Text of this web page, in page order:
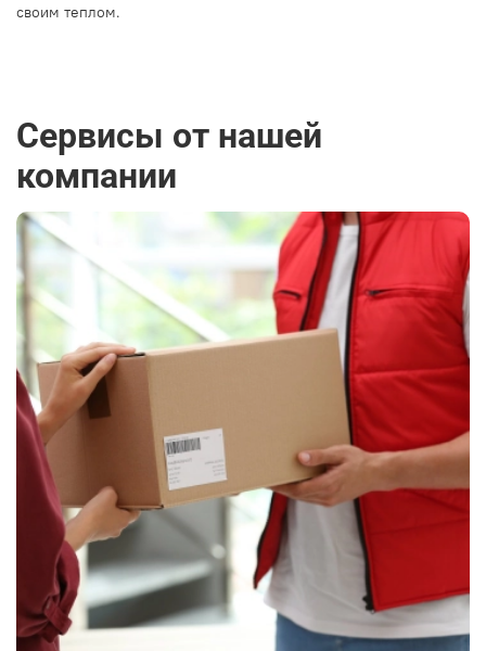
своим теплом.
Сервисы от нашей
компании